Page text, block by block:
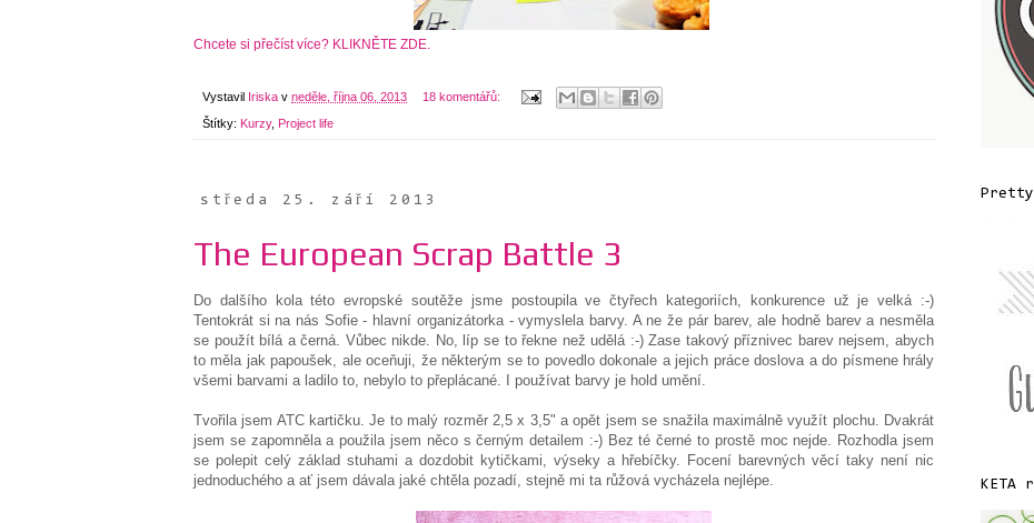
Chcete si přečíst více? KLIKNĚTE ZDE.
Vystavil Iriska v neděle, října 06, 2013 18 komentářů:
Štítky: Kurzy, Project life
středa 25. září 2013
The European Scrap Battle 3
Do dalšího kola této evropské soutěže jsme postoupila ve čtyřech kategoriích, konkurence už je velká :-)
Tentokrát si na nás Sofie - hlavní organizátorka - vymyslela barvy. A ne že pár barev, ale hodně barev a nesměla
se použít bílá a černá. Vůbec nikde. No, líp se to řekne než udělá :-) Zase takový příznivec barev nejsem, abych
to měla jak papoušek, ale oceňuji, že některým se to povedlo dokonale a jejich práce doslova a do písmene hrály
všemi barvami a ladilo to, nebylo to přeplácané. I používat barvy je hold umění.
Tvořila jsem ATC kartičku. Je to malý rozměr 2,5 x 3,5" a opět jsem se snažila maximálně využít plochu. Dvakrát
jsem se zapomněla a použila jsem něco s černým detailem :-) Bez té černé to prostě moc nejde. Rozhodla jsem
se polepit celý základ stuhami a dozdobit kytičkami, výseky a hřebíčky. Focení barevných věcí taky není nic
jednoduchého a ať jsem dávala jaké chtěla pozadí, stejně mi ta růžová vycházela nejlépe.
KETA